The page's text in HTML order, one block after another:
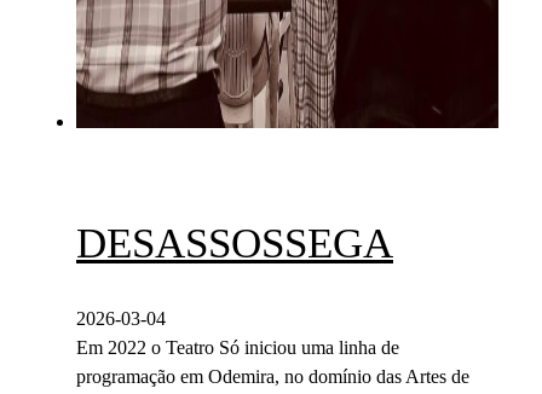
DESASSOSSEGA
2026-03-04
Em 2022 o Teatro Só iniciou uma linha de
programação em Odemira, no domínio das Artes de